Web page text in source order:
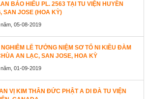
BÁO HIẾU PL. 2563 TẠI TU VIỆN HUYỀN
SAN JOSE (HOA KỲ)
05-08-2019
LỄ TƯỞNG NIỆM SƠ TỔ NI KIỀU ĐÀM
AN LẠC, SAN JOSE, HOA KỲ
01-09-2019
VỊ KIM THÂN ĐỨC PHẬT A DI ĐÀ TU VIỆN